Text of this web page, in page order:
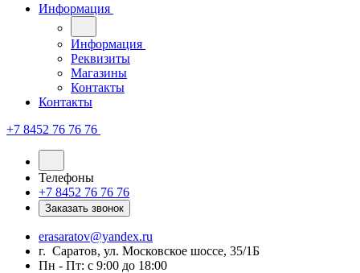
Информация
Информация
Реквизиты
Магазины
Контакты
Контакты
+7 8452 76 76 76
Телефоны
+7 8452 76 76 76
Заказать звонок
erasaratov@yandex.ru
г. Саратов, ул. Московское шоссе, 35/1Б
Пн - Пт: с 9:00 до 18:00